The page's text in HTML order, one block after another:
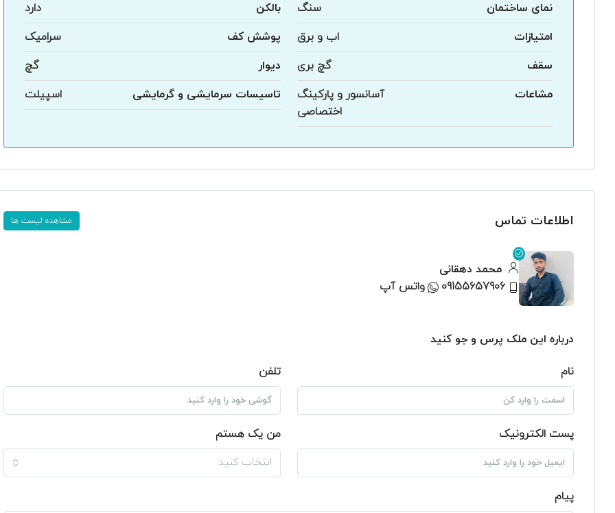
نمای ساختمان
سنگ بالکن
دارد
امتیازات
اب و برق پوشش کف
سرامیک
سقف
گچ بری دیوار
گچ
مشاعات
آسانسور و پارکینگ
اختصاصی
تاسیسات سرمایشی و گرمایشی اسپیلت
اطلاعات تماس مشاهده لیست ها
محمد دهقانی
09155657906
واتس آپ
درباره این ملک پرس و جو کنید
نام تلفن
پست الکترونیک من یک هستم
انتخاب کنید
پیام